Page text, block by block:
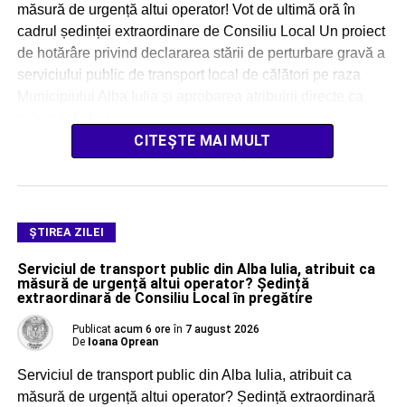
măsură de urgență altui operator! Vot de ultimă oră în
cadrul ședinței extraordinare de Consiliu Local Un proiect
de hotărâre privind declararea stării de perturbare gravă a
serviciului public de transport local de călători pe raza
CITEȘTE MAI MULT
ŞTIREA ZILEI
Serviciul de transport public din Alba Iulia, atribuit ca
măsură de urgență altui operator? Ședință
extraordinară de Consiliu Local în pregătire
Publicat acum 6 ore în 7 august 2026
De Ioana Oprean
Serviciul de transport public din Alba Iulia, atribuit ca
măsură de urgență altui operator? Ședință extraordinară